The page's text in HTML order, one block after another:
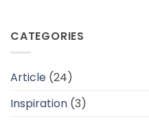
CATEGORIES
Article (24)
Inspiration (3)